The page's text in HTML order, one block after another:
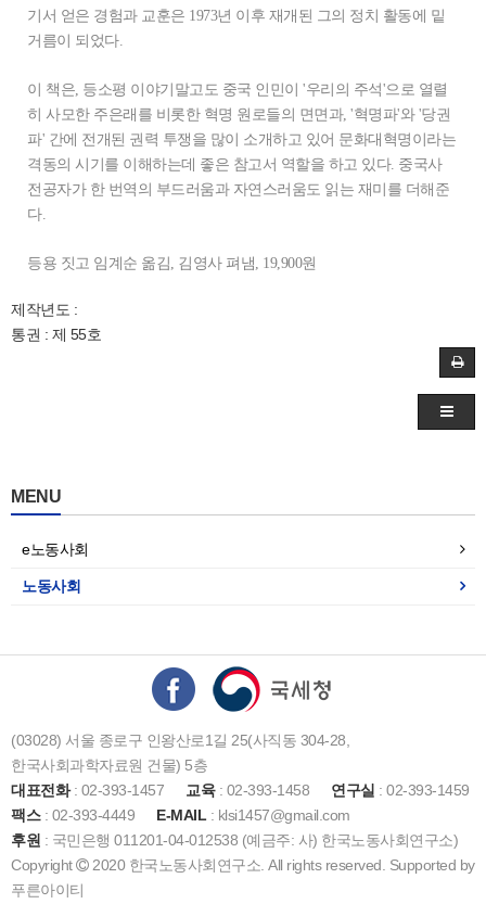
기서 얻은 경험과 교훈은 1973년 이후 재개된 그의 정치 활동에 밑
거름이 되었다.
이 책은, 등소평 이야기말고도 중국 인민이 '우리의 주석'으로 열렬
히 사모한 주은래를 비롯한 혁명 원로들의 면면과, '혁명파'와 '당권
파' 간에 전개된 권력 투쟁을 많이 소개하고 있어 문화대혁명이라는
격동의 시기를 이해하는데 좋은 참고서 역할을 하고 있다. 중국사
전공자가 한 번역의 부드러움과 자연스러움도 읽는 재미를 더해준
다.
등용 짓고 임계순 옮김, 김영사 펴냄, 19,900원
제작년도 :
통권 : 제 55호
MENU
e노동사회
노동사회
(03028) 서울 종로구 인왕산로1길 25(사직동 304-28,
한국사회과학자료원 건물) 5층
대표전화: 02-393-1457 교육: 02-393-1458 연구실 : 02-393-1459
팩스: 02-393-4449 E-MAIL : klsi1457@gmail.com
후원 : 국민은행 011201-04-012538 (예금주: 사) 한국노동사회연구소)
Copyright
2020 한국노동사회연구소. All rights reserved. Supported by
푸른아이티